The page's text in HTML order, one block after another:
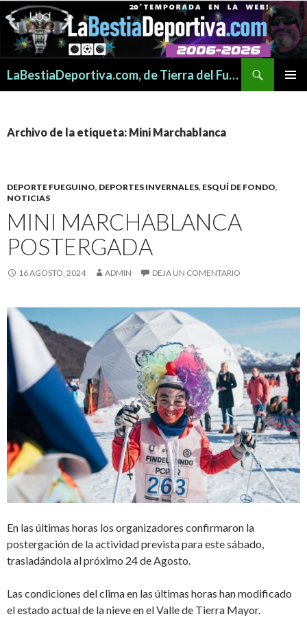
LaBestiaDeportiva.com, de Tierra del Fuego para todo el mundo
Archivo de la etiqueta: Mini Marchablanca
DEPORTE FUEGUINO, DEPORTES INVERNALES, ESQUÍ DE FONDO,
NOTICIAS
MINI MARCHABLANCA
POSTERGADA
16 AGOSTO, 2024 ADMIN DEJA UN COMENTARIO
En las últimas horas los organizadores confirmaron la
postergación de la actividad prevista para este sábado,
trasladándola al próximo 24 de Agosto.
Las condiciones del clima en las últimas horas han modificado
el estado actual de la nieve en el Valle de Tierra Mayor.